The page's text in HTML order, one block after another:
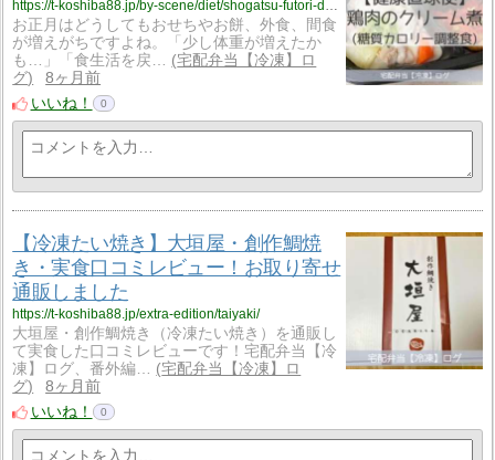
お正月はどうしてもおせちやお餅、外食、間食
が増えがちですよね。「少し体重が増えたか
も…」「食生活を戻…
宅配弁当【冷凍】ロ
グ
8ヶ月前
いいね！
0
【冷凍たい焼き】大垣屋・創作鯛焼
き・実食口コミレビュー！お取り寄せ
通販しました
https://t-koshiba88.jp/extra-edition/taiyaki/
大垣屋・創作鯛焼き（冷凍たい焼き）を通販し
て実食した口コミレビューです！宅配弁当【冷
凍】ログ、番外編…
宅配弁当【冷凍】ロ
グ
8ヶ月前
いいね！
0